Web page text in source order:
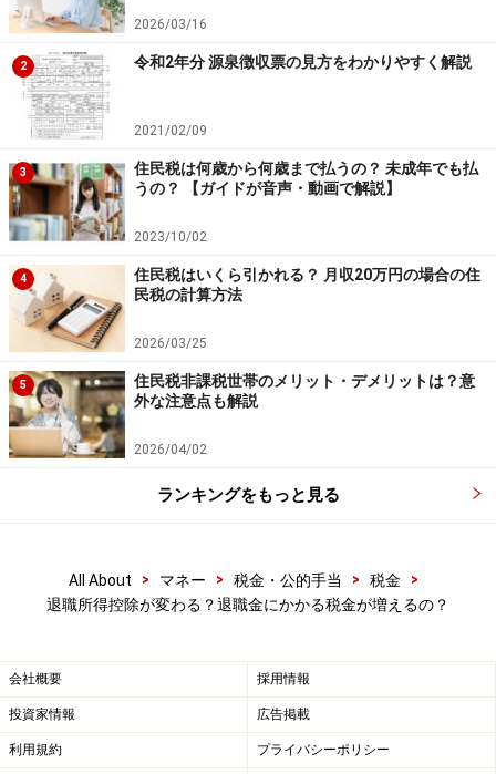
の計算は以下の通りです。
（退職金収入金額－退職所得控除額）×1／2×所得税の税
率（5～45％）ー控除額
※さらに復興特別所得税がかかります
計算式からも分かるように、退職所得控除を引いたあと
さらに1／2にした額に税率を掛け、控除額を引きます。
退職金は退職後の生活を支える原資であるため、税制上
かなり配慮されているのです。
〈参考〉
内閣官房：新しい資本主義のグランドデザイン及び実行
計画
国税庁ホームページ：退職金と税
※記事内容は執筆時点のものです。最新の内容をご確認くださ
投資や資産運用に関する最終的なご判断はご自身の責任において
行ってください。
掲載情報の正確性・完全性については十分に配慮しております
最新の情報や詳細については、必ず各金融機関やサービス提供者
の公式情報をご確認ください。
【編集部からのお知らせ】
・「家計」について、アンケート（2026/8/31まで）を実施
2026/03/16
2 令和2年分 源泉徴収票の見方をわかりやすく解説
2021/02/09
3
住民税は何歳から何歳まで払うの？ 未成年でも払
うの？ 【ガイドが音声・動画で解説】
2023/10/02
4
住民税はいくら引かれる？ 月収20万円の場合の住
民税の計算方法
2026/03/25
5
住民税非課税世帯のメリット・デメリットは？意
外な注意点も解説
2026/04/02
ランキングをもっと見る
All About > マネー > 税金・公的手当 > 税金
>
退職所得控除が変わる？退職金にかかる税金が増えるの？
会社概要 採用情報
投資家情報 広告掲載
利用規約 プライバシーポリシー